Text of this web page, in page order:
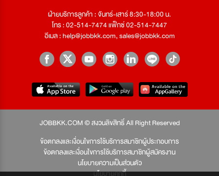
ฝ่ายบริการลูกค้า : จันทร์-เสาร์ 8:30-18:00 น.
โทร : 02-514-7474 แฟ็กซ์ 02-514-7447
อีเมล :help@jobbkk.com,sales@jobbkk.com
JOBBKK.COM © สงวนลิขสิทธิ์ All Right Reserved
ข้อตกลงและเงื่อนไขการใช้บริการสมาชิกผู้ประกอบการ
ข้อตกลงและเงื่อนไขการใช้บริการสมาชิกผู้สมัครงาน
นโยบายความเป็นส่วนตัว